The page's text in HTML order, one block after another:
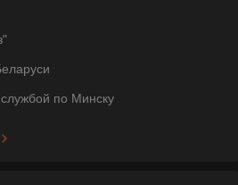
службой по Минску